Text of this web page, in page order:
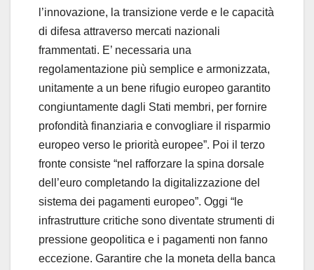
l’innovazione, la transizione verde e le capacità
di difesa attraverso mercati nazionali
frammentati. E’ necessaria una
regolamentazione più semplice e armonizzata,
unitamente a un bene rifugio europeo garantito
congiuntamente dagli Stati membri, per fornire
profondità finanziaria e convogliare il risparmio
europeo verso le priorità europee”. Poi il terzo
fronte consiste “nel rafforzare la spina dorsale
dell’euro completando la digitalizzazione del
sistema dei pagamenti europeo”. Oggi “le
infrastrutture critiche sono diventate strumenti di
pressione geopolitica e i pagamenti non fanno
eccezione. Garantire che la moneta della banca